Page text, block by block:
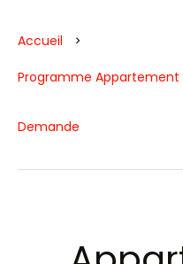
Accueil
Programme Appartement
Demande